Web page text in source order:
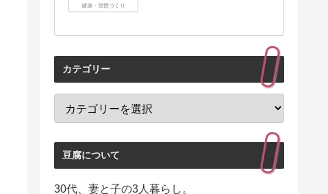
健康・習慣づくり
カテゴリー
豆腐について
30代、妻と子の3人暮らし。